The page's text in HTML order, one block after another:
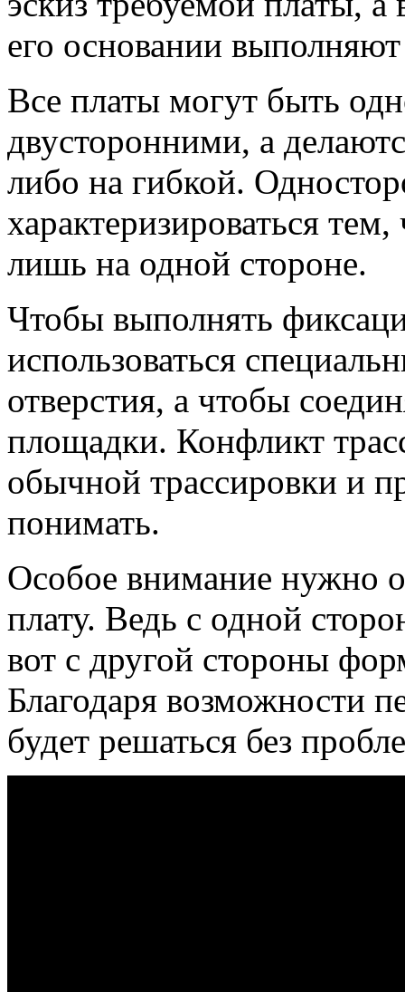
его основании
Все платы могут быть
двусторонними, а
либо на гибкой.
характеризироваться
лишь на одной стороне.
Чтобы выполнять
использоваться
отверстия, а чтобы
площадки. Конфликт
обычной трассировки и
понимать.
Особое внимание нужно
плату. Ведь с одной
вот с другой стороны
Благодаря возможности
будет решаться без